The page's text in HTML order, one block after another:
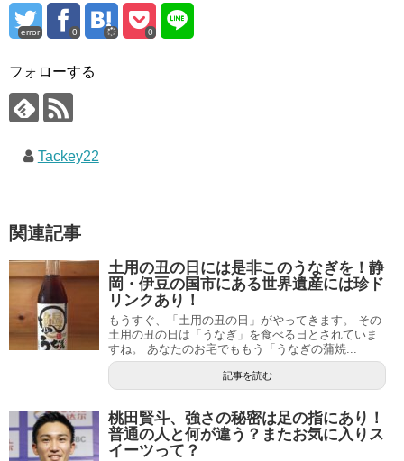
error 0 0
フォローする
Tackey22
関連記事
土用の丑の日には是非このうなぎを！静
岡・伊豆の国市にある世界遺産には珍ド
リンクあり！
もうすぐ、「土用の丑の日」がやってきます。 その
土用の丑の日は「うなぎ」を食べる日とされていま
すね。 あなたのお宅でももう「うなぎの蒲焼...
記事を読む
桃田賢斗、強さの秘密は足の指にあり！
普通の人と何が違う？またお気に入りス
イーツって？